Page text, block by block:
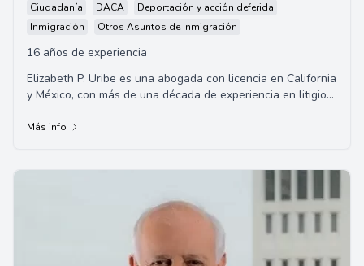
Ciudadanía DACA
Deportación y acción deferida
Inmigración
Otros Asuntos de Inmigración
16 años de experiencia
Elizabeth P. Uribe es una abogada con licencia en California
y México, con más de una década de experiencia en litigios
Más info